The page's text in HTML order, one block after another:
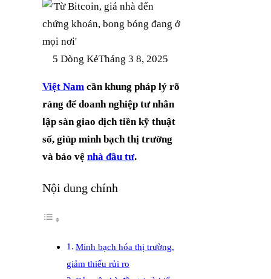
5 Dòng KẻTháng 3 8, 2025
Việt Nam cần khung pháp lý rõ
ràng để doanh nghiệp tư nhân
lập sàn giao dịch tiền kỹ thuật
số, giúp minh bạch thị trường
và bảo vệ nhà đầu tư.
Nội dung chính
Minh bạch hóa thị trường,
giảm thiểu rủi ro